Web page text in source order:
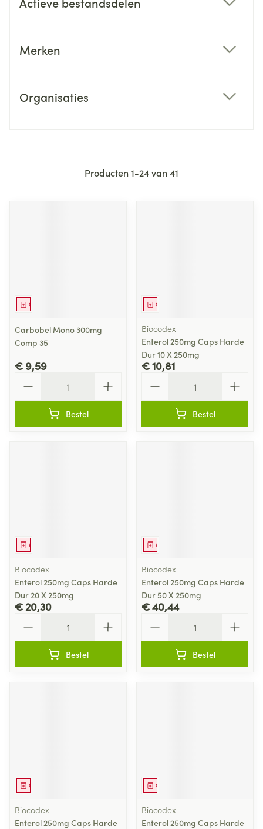
Merken
Organisaties
Producten1-24van41
Geneesmiddel
Carbobel Mono 300mg
Comp 35
€ 9,59
Bestel
Geneesmiddel
Biocodex
Enterol 250mg Caps Harde
Dur 10 X 250mg
€ 10,81
Bestel
Geneesmiddel
Biocodex
Enterol 250mg Caps Harde
Dur 20 X 250mg
€ 20,30
Bestel
Geneesmiddel
Biocodex
Enterol 250mg Caps Harde
Dur 50 X 250mg
€ 40,44
Bestel
Geneesmiddel
Biocodex
Enterol 250mg Caps Harde
Geneesmiddel
Biocodex
Enterol 250mg Caps Harde